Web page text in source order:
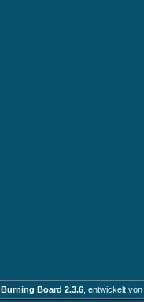
Burning Board 2.3.6 , entwickelt von